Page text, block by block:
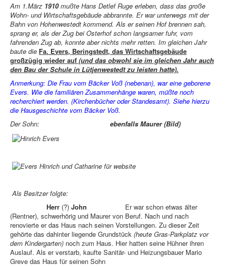
Am 1.März 1910mußte Hans Detlef Ruge erleben, dass das große
Wohn- und Wirtschaftsgebäude abbrannte. Er war unterwegs mit der
Bahn von Hohenwestedt kommend. Als er seinen Hof brennen sah,
sprang er, als der Zug bei Osterhof schon langsamer fuhr, vom
fahrenden Zug ab, konnte aber nichts mehr retten. Im gleichen Jahr
baute die Fa. Evers, Beringstedt, das Wirtschaftsgebäude
großzügig wieder auf (und das obwohl sie im gleichen Jahr auch
den Bau der Schule in Lütjenwestedt zu leisten hatte).
Anmerkung: Die Frau vom Bäcker Voß (nebenan), war eine geborene
Evers. Wie die familiären Zusammenhänge waren, müßte noch
recherchiert werden. (Kirchenbücher oder Standesamt). Siehe hierzu
die Hausgeschichte vom Bäcker Voß.
Der Sohn: ebenfalls Maurer(Bild)
Als Besitzer folgte:
Herr (?) John Er war schon etwas älter
(Rentner), schwerhörig und Maurer von Beruf. Nach und nach
renovierte er das Haus nach seinen Vorstellungen. Zu dieser Zeit
gehörte das dahinter liegende Grundstück (heute Gras-Parkplatz vor
dem Kindergarten) noch zum Haus. Hier hatten seine Hühner ihren
Auslauf. Als er verstarb, kaufte Sanitär- und Heizungsbauer Mario
Greve das Haus für seinen Sohn